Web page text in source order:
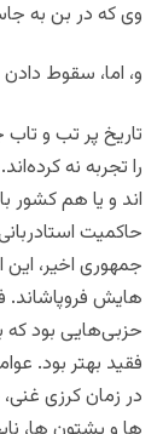
وی که در بن به
و، اما،‌ سقوط
تاریخ پر تب و
را تجربه نه
اند و یا هم کشور
حاکمیت
جمهوری اخیر،‌
هایش
حزبی‌هایی بود که
فقید بهتر بود.
در زمان کرزی